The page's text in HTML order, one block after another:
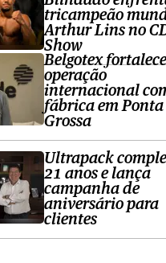
tricampeão
Arthur Lins no
Show
Belgotex fortalece
operação
internacional
fábrica em Ponta
Grossa
Ultrapack
21 anos e lança
campanha de
aniversário para
clientes